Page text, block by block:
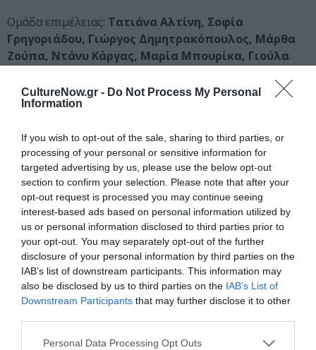
CultureNow.gr - Do Not Process My Personal
Information
If you wish to opt-out of the sale, sharing to third parties, or
processing of your personal or sensitive information for
targeted advertising by us, please use the below opt-out
section to confirm your selection. Please note that after your
opt-out request is processed you may continue seeing
interest-based ads based on personal information utilized by
us or personal information disclosed to third parties prior to
your opt-out. You may separately opt-out of the further
disclosure of your personal information by third parties on the
IAB’s list of downstream participants. This information may
also be disclosed by us to third parties on the IAB’s List of
Downstream Participants that may further disclose it to other
Personal Data Processing Opt Outs
Ομάδα επιμέλειας: Τατιάνα Αλτίνη, Σοφία
Γρηγοριάδου, Γιώργος Δημητρακόπουλος, Μάρθα
Ζούπα, Ντάνυ Κάργας, Μαρία Μπουρίκα, Γιούλα
Ποδιάς, Μαργαρίτα Σταυράκη
Όλγα Παπαδοπούλου
ΔΕΣ 7 ΦΩΤΟΓΡΑΦΙΕΣ
Τοποθεσίες εκδηλώσεων
ΤοΑρχαιολογικό Μουσείο Μεσσηνίας(Αγίου
Ιωάννου 3, Ιστορικό Κέντρο Καλαμάτας) στεγάζεται στη
θέση της παλαιάς κλειστής δημοτικής αγοράς της
Καλαμάτας, η οποία κτίστηκε το 1929 και λειτουργούσε
έως το 1986, όταν επλήγη σοβαρά από τους σεισμούς
και κατεδαφίστηκε. Το νέο οικοδόμημα που κτίστηκε
στη θέση της αγοράς παραχωρήθηκε από τον Δήμο
Καλαμάτας στο Υπουργείο Πολιτισμού, προκειμένου να